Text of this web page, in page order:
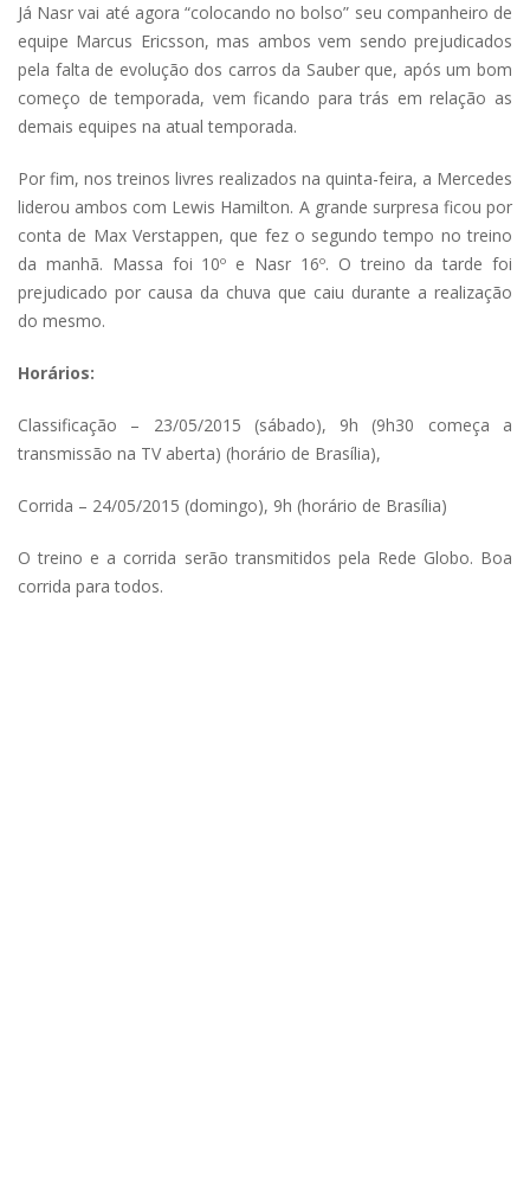
Já Nasr vai até agora “colocando no bolso” seu companheiro de
equipe Marcus Ericsson, mas ambos vem sendo prejudicados
pela falta de evolução dos carros da Sauber que, após um bom
começo de temporada, vem ficando para trás em relação as
demais equipes na atual temporada.
Por fim, nos treinos livres realizados na quinta-feira, a Mercedes
liderou ambos com Lewis Hamilton. A grande surpresa ficou por
conta de Max Verstappen, que fez o segundo tempo no treino
da manhã. Massa foi 10º e Nasr 16º. O treino da tarde foi
prejudicado por causa da chuva que caiu durante a realização
do mesmo.
Horários:
Classificação – 23/05/2015 (sábado), 9h (9h30 começa a
transmissão na TV aberta) (horário de Brasília),
Corrida – 24/05/2015 (domingo), 9h (horário de Brasília)
O treino e a corrida serão transmitidos pela Rede Globo. Boa
corrida para todos.